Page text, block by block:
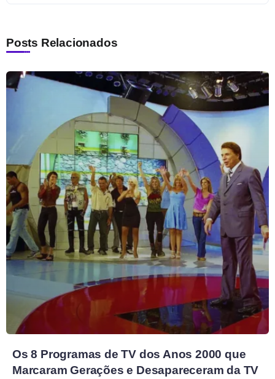
Posts Relacionados
Os 8 Programas de TV dos Anos 2000 que
Marcaram Gerações e Desapareceram da TV